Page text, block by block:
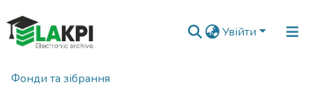
Увійти
Фонди та зібрання